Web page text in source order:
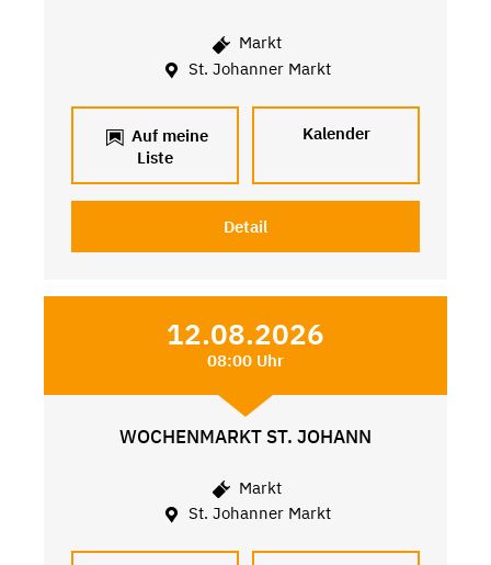
Markt
St. Johanner Markt
Auf meine
Liste
Kalender
Detail
12.08.2026
08:00 Uhr
WOCHENMARKT ST. JOHANN
Markt
St. Johanner Markt